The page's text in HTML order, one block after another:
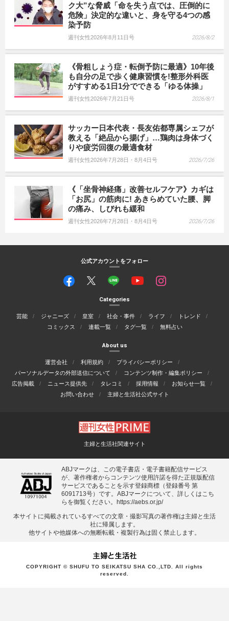
ク大”な脅威「命を失う点では、圧倒的に
危険」決定的な違いと、身を守る4つの感
染予防
週刊女性2026年8月11日号 2026/8/2
《骨粗しょう症・転倒予防に最適》10年後
も自分の足で歩く健康習慣を!整形外科医
がすすめる1日1分でできる「ゆる体操」
週刊女性2026年7月21日号 2026/8/1
サッカー日本代表・長友佑都専属シェフが
教える「絶品から揚げ」…鶏肉は身体づく
りや疲労回復の最適食材
週刊女性2026年7月28日・8月4日号 2026/7/26
《「坐骨神経痛」改善セルフケア》カギは
「お尻」の筋肉に! あきらめていた腰、脚
の痛み、しびれも緩和
週刊女性2026年7月28日・8月4日号 2026/7/26
公式アカウントをフォロー
Categories
芸能 ジャニーズ 皇室 社会・事件 ライフ
トレンド
コミックス
連載一覧 タグ一覧 無料占い
About us
運営会社 利用規約
プライバシーポリシー
パーソナルデータの外部送信について
コンテンツ制作・編集ポリシー
広告掲載
ニュース提供先 タレコミ 採用情報
お知らせ一覧
お問い合わせ
主婦と生活社公式サイト
主婦と生活社関連サイト
ABJマークは、この電子書店・電子書籍配信サービス
が、著作権者からコンテンツ使用許諾を得た正規版配信
サービスであることを示す登録商標（登録番号 第
6091713号）です。ABJマークについて、詳しくはこち
らを御覧ください。 https://aebs.or.jp/
本サイトに掲載されているすべての⽂章・撮影写真の著作権は主婦と⽣活
社に帰属します。
他サイトや他媒体への無断転載・複製⾏為は固く禁⽌します。
COPYRIGHT © SHUFU TO SEIKATSU SHA CO.,LTD. All rights
reserved.